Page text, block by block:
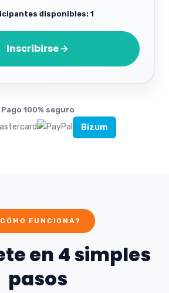
disponibles: 1
Inscribirse
Pago 100% seguro
Bizum
FUNCIONA?
en 4 simples
pasos